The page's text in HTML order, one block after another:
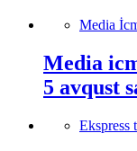
Media
Media
5 avqust
Ekspress